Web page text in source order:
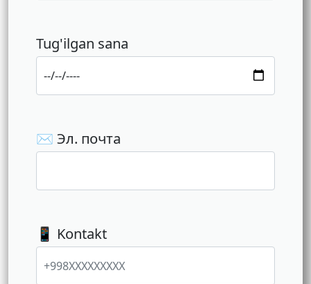
Tug'ilgan sana
✉️ Эл. почта
📱 Kontakt